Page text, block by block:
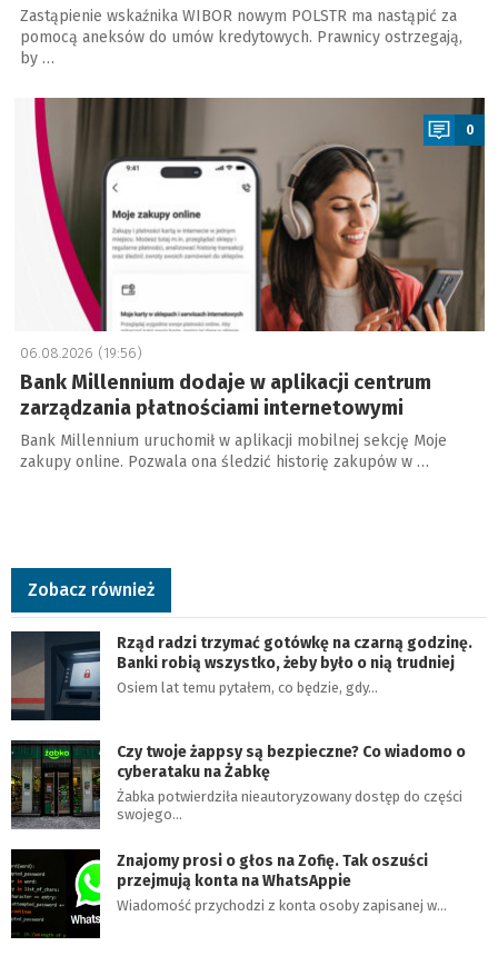
Zastąpienie wskaźnika WIBOR nowym POLSTR ma nastąpić za
pomocą aneksów do umów kredytowych. Prawnicy ostrzegają,
by …
0
06.08.2026 (19:56)
Bank Millennium dodaje w aplikacji centrum
zarządzania płatnościami internetowymi
Bank Millennium uruchomił w aplikacji mobilnej sekcję Moje
zakupy online. Pozwala ona śledzić historię zakupów w …
Zobacz również
Rząd radzi trzymać gotówkę na czarną godzinę.
Banki robią wszystko, żeby było o nią trudniej
Osiem lat temu pytałem, co będzie, gdy…
Czy twoje żappsy są bezpieczne? Co wiadomo o
cyberataku na Żabkę
Żabka potwierdziła nieautoryzowany dostęp do części
swojego…
Znajomy prosi o głos na Zofię. Tak oszuści
przejmują konta na WhatsAppie
Wiadomość przychodzi z konta osoby zapisanej w…